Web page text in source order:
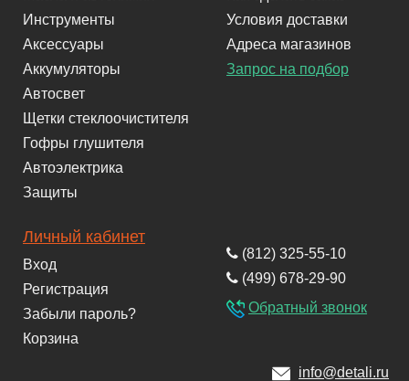
Инструменты
Аксессуары
Аккумуляторы
Автосвет
Щетки стеклоочистителя
Гофры глушителя
Автоэлектрика
Защиты
Условия доставки
Адреса магазинов
Запрос на подбор
Личный кабинет
Вход
Регистрация
Забыли пароль?
Корзина
(812) 325-55-10
(499) 678-29-90
Обратный звонок
info@detali.ru